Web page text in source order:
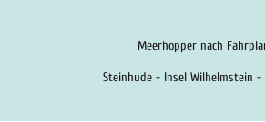
Meerhopper nach
Steinhude - Insel Wilhelmstein